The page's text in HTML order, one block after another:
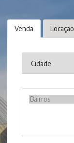
Venda Locação